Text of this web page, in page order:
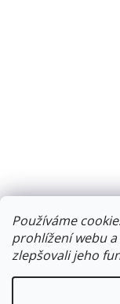
Používáme
prohlížení webu
zlepšovali jeho